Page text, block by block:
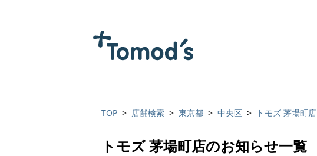
TOP 店舗検索 東京都 中央区 トモズ 茅場町店
トモズ 茅場町店のお知らせ一覧